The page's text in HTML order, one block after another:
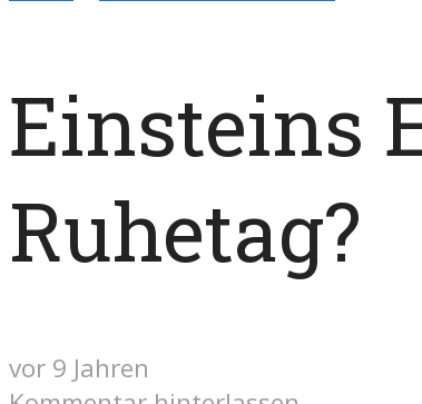
Einsteins
Ruhetag?
vor 9 Jahren